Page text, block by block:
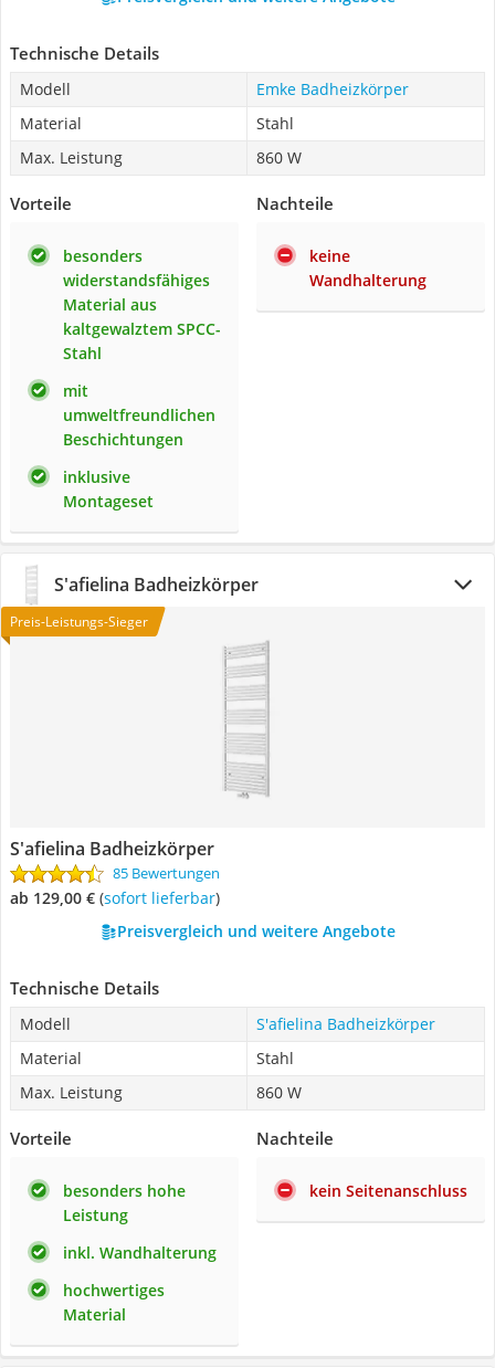
Technische Details
Modell
Emke Badheizkörper
Material
Stahl
Max. Leistung
860 W
Vorteile
besonders
widerstandsfähiges
Material aus
kaltgewalztem SPCC-
Stahl
mit
umweltfreundlichen
Beschichtungen
inklusive
Montageset
Nachteile
keine
Wandhalterung
S'afielina Badheizkörper
Preis-Leistungs-Sieger
S'afielina Badheizkörper
85 Bewertungen
ab 129,00 € ( Sofort lieferbar)
Preisvergleich und weitere Angebote
Technische Details
Modell
S'afielina Badheizkörper
Material
Stahl
Max. Leistung
860 W
Vorteile
besonders hohe
Leistung
inkl. Wandhalterung
hochwertiges
Material
Nachteile
kein Seitenanschluss